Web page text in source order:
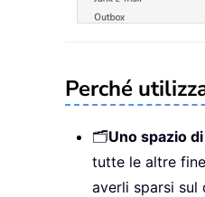
Perché
🗂️Uno spazio
tutte le altre
averli sparsi sul